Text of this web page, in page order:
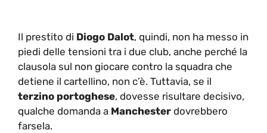
Il prestito di Diogo Dalot, quindi, non ha messo in
piedi delle tensioni tra i due club, anche perché la
clausola sul non giocare contro la squadra che
detiene il cartellino, non c’è. Tuttavia, se il
terzino portoghese, dovesse risultare decisivo,
qualche domanda a Manchester dovrebbero
farsela.